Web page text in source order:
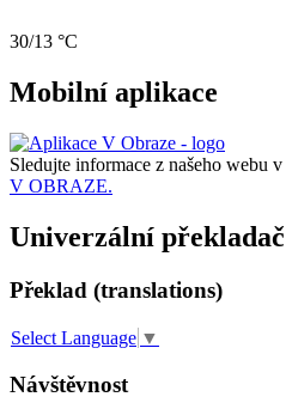
30/13 °C
Mobilní aplikace
Sledujte informace z našeho webu v
V OBRAZE.
Univerzální překladač
Překlad (translations)
Select Language ▼
Návštěvnost